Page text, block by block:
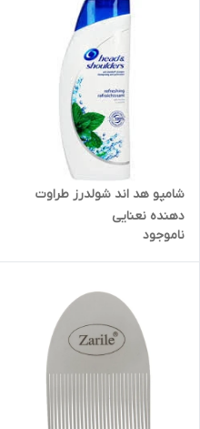
شامپو هد اند شولدرز طراوت
دهنده نعنایی
ناموجود